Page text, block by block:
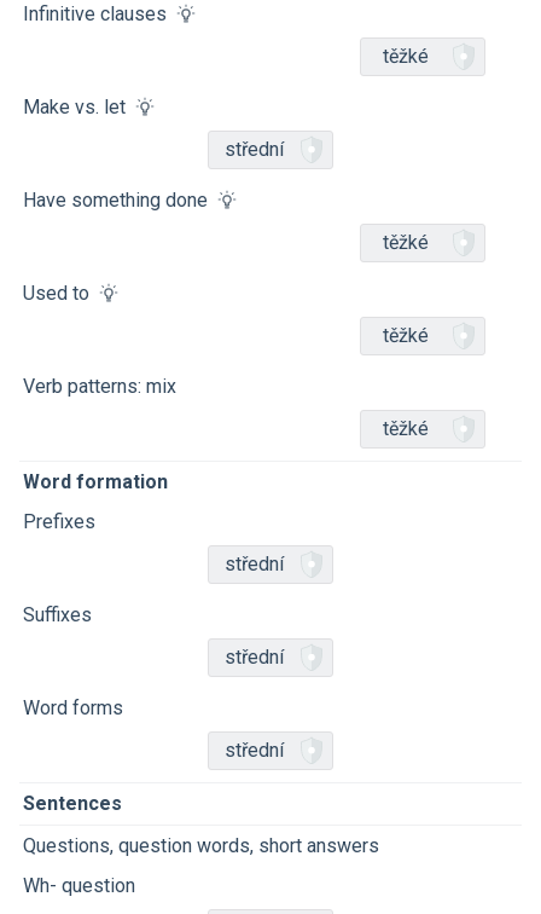
Infinitive clauses
těžké
Make vs. let
střední
Have something done
těžké
Used to
těžké
Verb patterns: mix
těžké
Word formation
Prefixes
střední
Suffixes
střední
Word forms
střední
Sentences
Questions, question words, short answers
Wh- question